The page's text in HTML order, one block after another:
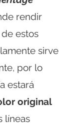
rendir
estos
sirve
por lo
estará
original
líneas